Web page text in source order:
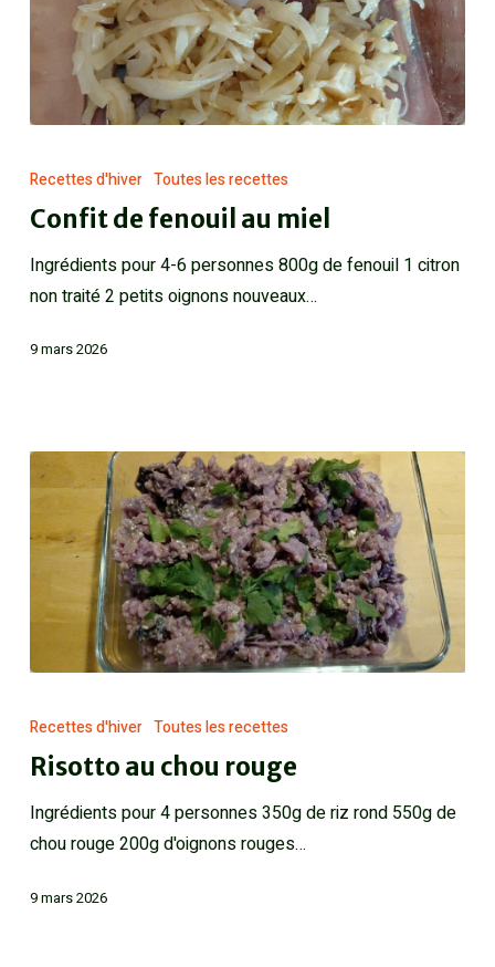
Recettes d'hiver Toutes les recettes
Confit de fenouil au miel
Ingrédients pour 4-6 personnes 800g de fenouil 1 citron
non traité 2 petits oignons nouveaux…
9 mars 2026
Recettes d'hiver Toutes les recettes
Risotto au chou rouge
Ingrédients pour 4 personnes 350g de riz rond 550g de
chou rouge 200g d'oignons rouges…
9 mars 2026